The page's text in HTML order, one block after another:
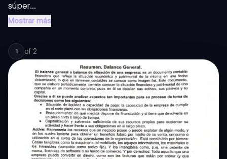
súper...
Mostrar más
1 of 2